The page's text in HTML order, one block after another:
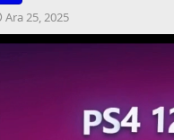
B
a
ş
Ara 25, 2025